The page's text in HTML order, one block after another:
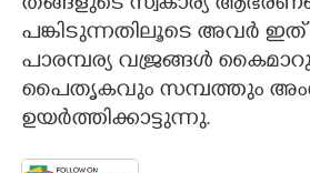
പങ്കിടുന്നതിലൂടെ അവർ ഇത്
പാരമ്പര്യ വജ്രങ്ങൾ
പൈതൃകവും സമ്പത്തും
ഉയർത്തിക്കാട്ടുന്നു.